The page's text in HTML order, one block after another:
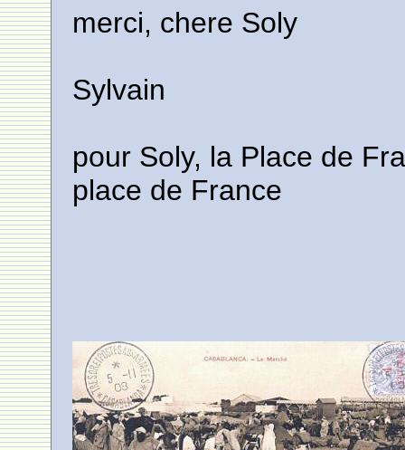
merci, chere Soly
Sylvain
pour Soly, la Place de
place de France